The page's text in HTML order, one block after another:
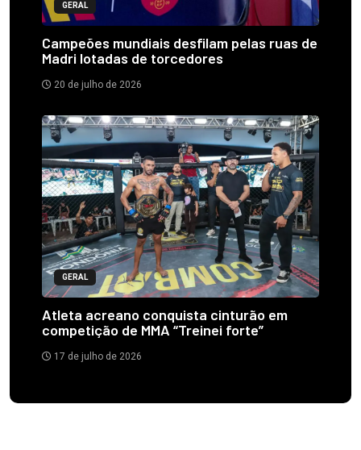
GERAL
Campeões mundiais desfilam pelas ruas de
Madri lotadas de torcedores
20 de julho de 2026
GERAL
Atleta acreano conquista cinturão em
competição de MMA “Treinei forte”
17 de julho de 2026